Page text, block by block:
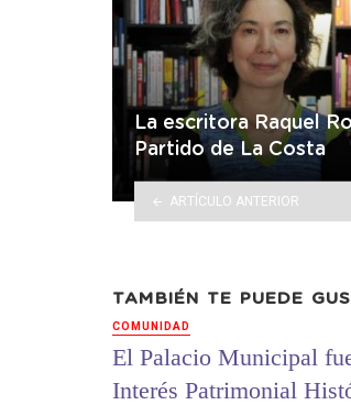
La escritora Raquel
Partido de La Costa
ARTÍCULO ANTERIOR
TAMBIÉN TE PUEDE
COMUNIDAD
El Palacio Municipal
Interés Patrimonial